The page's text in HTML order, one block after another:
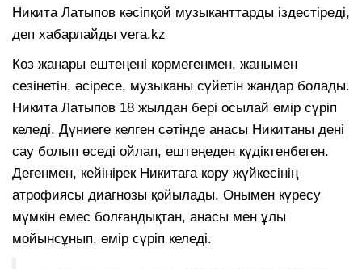
Никита Латыпов кәсіпқой музыканттарды іздестіреді,
деп хабарлайды vera.kz
Көз жанары ештеңені көрмегенмен, жанымен
сезінетін, әсіресе, музыканы сүйетін жандар болады.
Никита Латыпов 18 жылдан бері осылай өмір сүріп
келеді. Дүниеге келген сәтінде анасы Никитаны дені
сау болып өседі ойлап, ештеңеден күдіктенбеген.
Дегенмен, кейінірек Никитаға көру жүйкесінің
атрофиясы диагнозы қойылады. Онымен күресу
мүмкін емес болғандықтан, анасы мен ұлы
мойынсұнып, өмір сүріп келеді.